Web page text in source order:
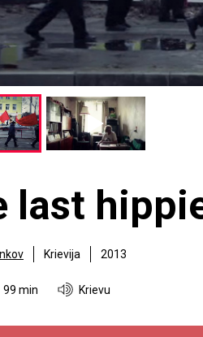
last
Krievija 2013
99 min Krievu